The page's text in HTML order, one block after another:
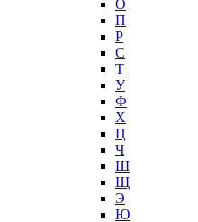
О
П
Р
С
Т
У
Ф
Х
Ц
Ч
Ш
Щ
Э
Ю